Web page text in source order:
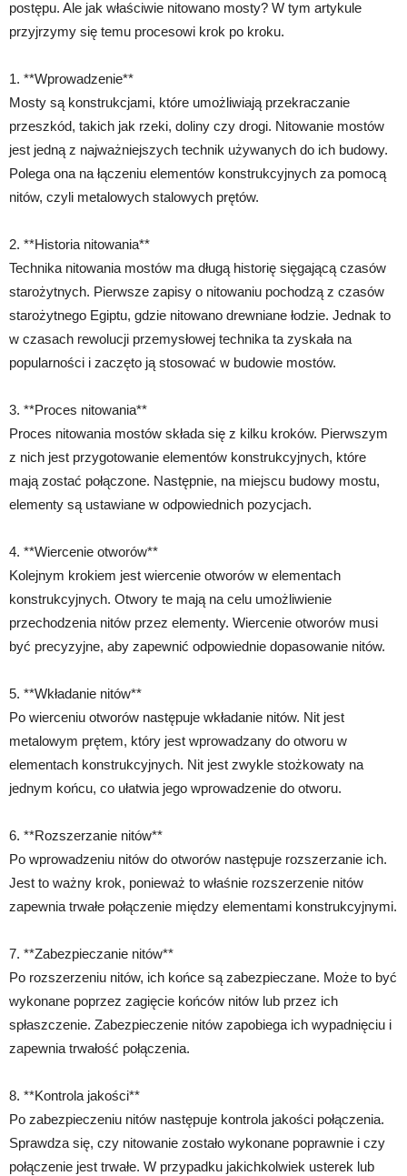
postępu. Ale jak właściwie nitowano mosty? W tym artykule
przyjrzymy się temu procesowi krok po kroku.
1. **Wprowadzenie**
Mosty są konstrukcjami, które umożliwiają przekraczanie
przeszkód, takich jak rzeki, doliny czy drogi. Nitowanie mostów
jest jedną z najważniejszych technik używanych do ich budowy.
Polega ona na łączeniu elementów konstrukcyjnych za pomocą
nitów, czyli metalowych stalowych prętów.
2. **Historia nitowania**
Technika nitowania mostów ma długą historię sięgającą czasów
starożytnych. Pierwsze zapisy o nitowaniu pochodzą z czasów
starożytnego Egiptu, gdzie nitowano drewniane łodzie. Jednak to
w czasach rewolucji przemysłowej technika ta zyskała na
popularności i zaczęto ją stosować w budowie mostów.
3. **Proces nitowania**
Proces nitowania mostów składa się z kilku kroków. Pierwszym
z nich jest przygotowanie elementów konstrukcyjnych, które
mają zostać połączone. Następnie, na miejscu budowy mostu,
elementy są ustawiane w odpowiednich pozycjach.
4. **Wiercenie otworów**
Kolejnym krokiem jest wiercenie otworów w elementach
konstrukcyjnych. Otwory te mają na celu umożliwienie
przechodzenia nitów przez elementy. Wiercenie otworów musi
być precyzyjne, aby zapewnić odpowiednie dopasowanie nitów.
5. **Wkładanie nitów**
Po wierceniu otworów następuje wkładanie nitów. Nit jest
metalowym prętem, który jest wprowadzany do otworu w
elementach konstrukcyjnych. Nit jest zwykle stożkowaty na
jednym końcu, co ułatwia jego wprowadzenie do otworu.
6. **Rozszerzanie nitów**
Po wprowadzeniu nitów do otworów następuje rozszerzanie ich.
Jest to ważny krok, ponieważ to właśnie rozszerzenie nitów
zapewnia trwałe połączenie między elementami konstrukcyjnymi.
7. **Zabezpieczanie nitów**
Po rozszerzeniu nitów, ich końce są zabezpieczane. Może to być
wykonane poprzez zagięcie końców nitów lub przez ich
spłaszczenie. Zabezpieczenie nitów zapobiega ich wypadnięciu i
zapewnia trwałość połączenia.
8. **Kontrola jakości**
Po zabezpieczeniu nitów następuje kontrola jakości połączenia.
Sprawdza się, czy nitowanie zostało wykonane poprawnie i czy
połączenie jest trwałe. W przypadku jakichkolwiek usterek lub